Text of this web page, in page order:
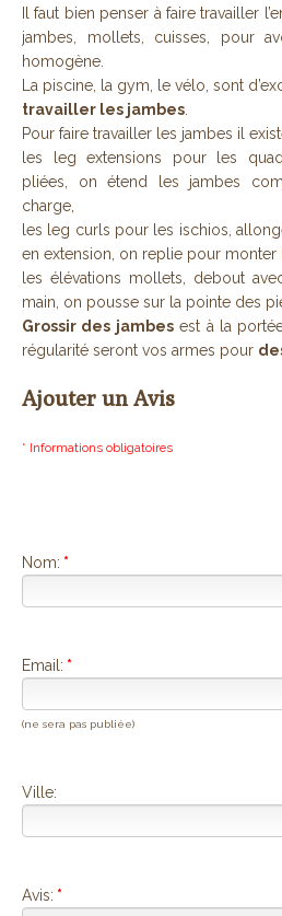
Il faut bien penser à faire travailler
jambes, mollets, cuisses, pour
homogène.
La piscine, la gym, le vélo, sont
travailler les jambes
Pour faire travailler les jambes il
les leg extensions pour les
pliées, on étend les jambes
charge,
les leg curls pour les ischios,
en extension, on replie pour monter
les élévations mollets, debout
main, on pousse sur la pointe des
Grossir des jambesest à la
régularité seront vos armes pour
Ajouter un Avis
* Informations obligatoires
Nom: *
Email: *
(ne sera pas publiée)
Ville:
Avis: *